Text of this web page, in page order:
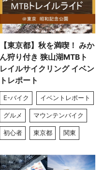
【東京都】秋を満喫！ みか
ん狩り付き 狭山湖MTBト
レイルサイクリング イベン
トレポート
E-バイク イベントレポート
グルメ マウンテンバイク
初心者 東京都 関東